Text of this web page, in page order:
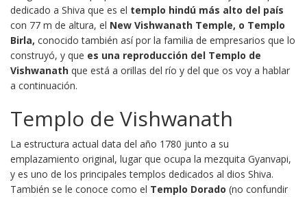
dedicado a Shiva que es el templo hindú más alto del país
con 77 m de altura, el New Vishwanath Temple, o Templo
Birla, conocido también así por la familia de empresarios que lo
construyó, y que es una reproducción del Templo de
Vishwanath que está a orillas del río y del que os voy a hablar
a continuación.
Templo de Vishwanath
La estructura actual data del año 1780 junto a su
emplazamiento original, lugar que ocupa la mezquita Gyanvapi,
y es uno de los principales templos dedicados al dios Shiva.
También se le conoce como el Templo Dorado (no confundir